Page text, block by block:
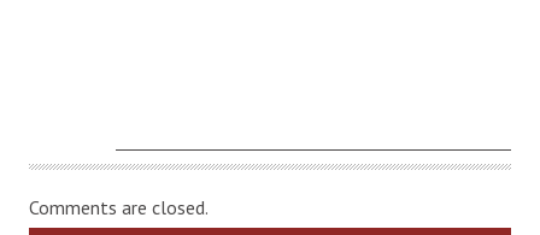
Comments are closed.